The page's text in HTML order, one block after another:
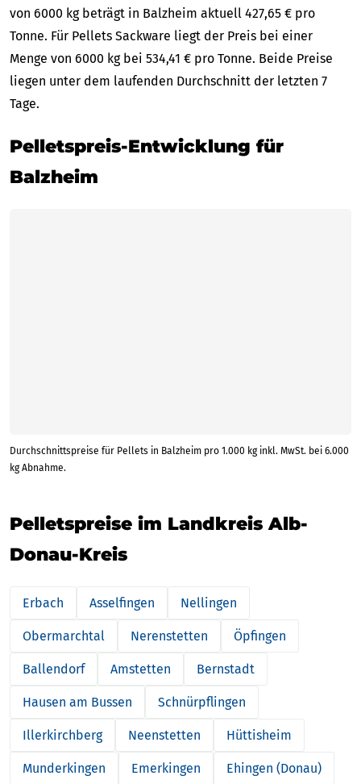
von 6000 kg beträgt in Balzheim aktuell 427,65 € pro
Tonne. Für Pellets Sackware liegt der Preis bei einer
Menge von 6000 kg bei 534,41 € pro Tonne. Beide Preise
liegen unter dem laufenden Durchschnitt der letzten 7
Tage.
Pelletspreis-Entwicklung für
Balzheim
Durchschnittspreise für Pellets in Balzheim pro 1.000 kg inkl. MwSt. bei 6.000
kg Abnahme.
Pelletspreise im Landkreis Alb-
Donau-Kreis
Erbach Asselfingen Nellingen
Obermarchtal Nerenstetten Öpfingen
Ballendorf Amstetten Bernstadt
Hausen am Bussen Schnürpflingen
Illerkirchberg Neenstetten Hüttisheim
Munderkingen Emerkingen Ehingen (Donau)